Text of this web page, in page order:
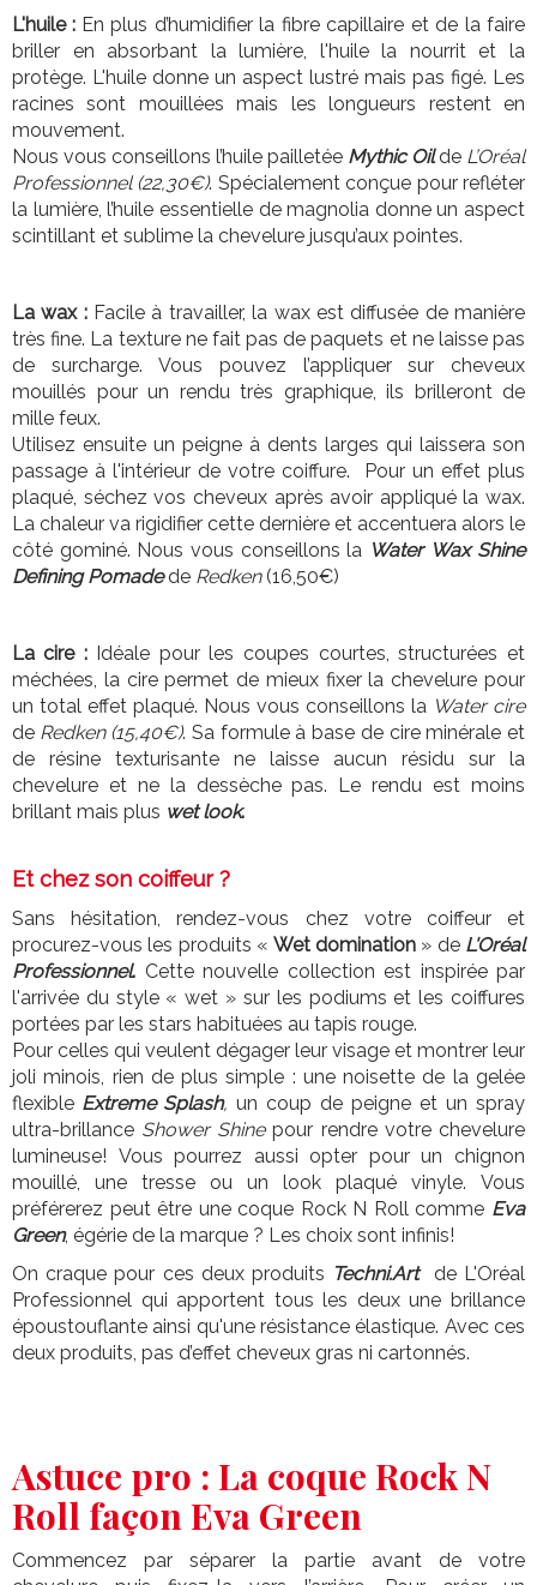
L'huile : En plus d’humidifier la fibre capillaire et de la faire
briller en absorbant la lumière, l'huile la nourrit et la
protège. L'huile donne un aspect lustré mais pas figé. Les
racines sont mouillées mais les longueurs restent en
mouvement.
Nous vous conseillons l’huile pailletée Mythic Oilde L’Oréal
Professionnel (22,30€). Spécialement conçue pour refléter
la lumière, l’huile essentielle de magnolia donne un aspect
scintillant et sublime la chevelure jusqu’aux pointes.
La wax : Facile à travailler, la wax est diffusée de manière
très fine. La texture ne fait pas de paquets et ne laisse pas
de surcharge. Vous pouvez l’appliquer sur cheveux
mouillés pour un rendu très graphique, ils brilleront de
mille feux.
Utilisez ensuite un peigne à dents larges qui laissera son
passage à l'intérieur de votre coiffure. Pour un effet plus
plaqué, séchez vos cheveux après avoir appliqué la wax.
La chaleur va rigidifier cette dernière et accentuera alors le
côté gominé. Nous vous conseillons la Water Wax Shine
Defining Pomade de Redken(16,50€)
La cire : Idéale pour les coupes courtes, structurées et
méchées, la cire permet de mieux fixer la chevelure pour
un total effet plaqué. Nous vous conseillons la Water cire
de Redken (15,40€). Sa formule à base de cire minérale et
de résine texturisante ne laisse aucun résidu sur la
chevelure et ne la dessèche pas. Le rendu est moins
brillant mais plus wet look.
Et chez son coiffeur ?
Sans hésitation, rendez-vous chez votre coiffeur et
procurez-vous les produits « Wet domination » de L'Oréal
Professionnel. Cette nouvelle collection est inspirée par
l'arrivée du style « wet » sur les podiums et les coiffures
portées par les stars habituées au tapis rouge.
Pour celles qui veulent dégager leur visage et montrer leur
joli minois, rien de plus simple : une noisette de la gelée
flexible Extreme Splash, un coup de peigne et un spray
ultra-brillance Shower Shinepour rendre votre chevelure
lumineuse! Vous pourrez aussi opter pour un chignon
mouillé, une tresse ou un look plaqué vinyle. Vous
préférerez peut être une coque Rock N Roll comme Eva
Green, égérie de la marque ? Les choix sont infinis!
On craque pour ces deux produits Techni.Artde L'Oréal
Professionnel qui apportent tous les deux une brillance
époustouflante ainsi qu'une résistance élastique. Avec ces
deux produits, pas d’effet cheveux gras ni cartonnés.
Astuce pro : La coque Rock N
Roll façon Eva Green
Commencez par séparer la partie avant de votre